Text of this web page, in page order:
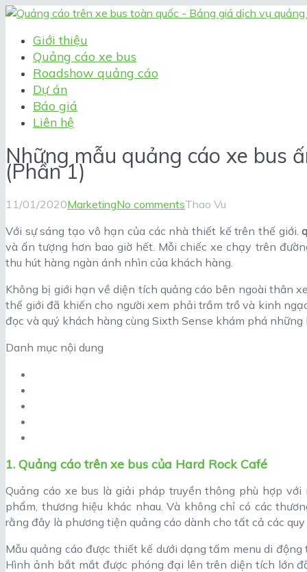
Giới thiệu
Quảng cáo xe bus
Roadshow quảng cáo
Dự án
Báo giá
Liên hệ
Những mẫu quảng cáo xe bus
(Phần 1)
11/01/2020MarketingNo commentsThao Vu
Với sự sáng tạo vô hạn của các nhà thiết kế trên thế giới.
và ấn tượng hơn bao giờ hết. Mỗi chiếc xe chạy trên
thu hút hàng ngàn ánh nhìn của khách hàng.
Không bị giới hạn về diện tích quảng cáo bên ngoài thân
thế giới đã khiến cho người xem phải trầm trồ và kinh
đọc và quý khách hàng cùng Sixth Sense khám phá
Danh mục nội dung
1. Quảng cáo trên xe bus của Hard Rock Café
Quảng cáo xe bus là giải pháp truyền thông phù hợp
phẩm, thương hiệu khác nhau. Và không chỉ có các
rằng đây là phương tiện quảng cáo dành cho tất cả các
Mẫu quảng cáo được thiết kế dưới dạng tấm menu di
Hình ảnh bắt mắt được phóng đại lên trên diện tích lớn